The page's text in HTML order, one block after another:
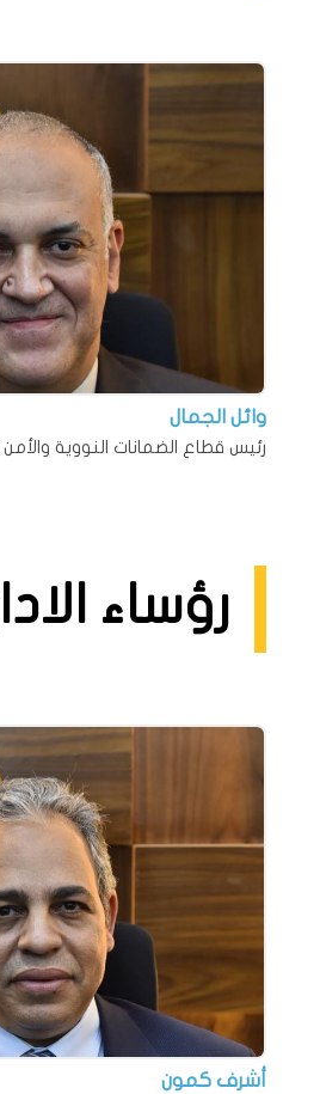
وائل الجمال
رئيس قطاع الضمانات النووية
رؤساء
أشرف كمون